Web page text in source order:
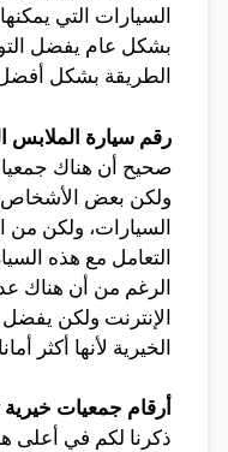
السيارات التي
بشكل عام يفضل
الطريقة بشكل
رقم سيارة الملابس
صحيح أن هناك
ولكن بعض الأشخاص
السيارات، ولكن من
التعامل مع هذه
الرغم من أن هناك
الإنترنت ولكن
الخيرية لأنها أكثر
أرقام جمعيات
ذكرنا لكم في أعلى